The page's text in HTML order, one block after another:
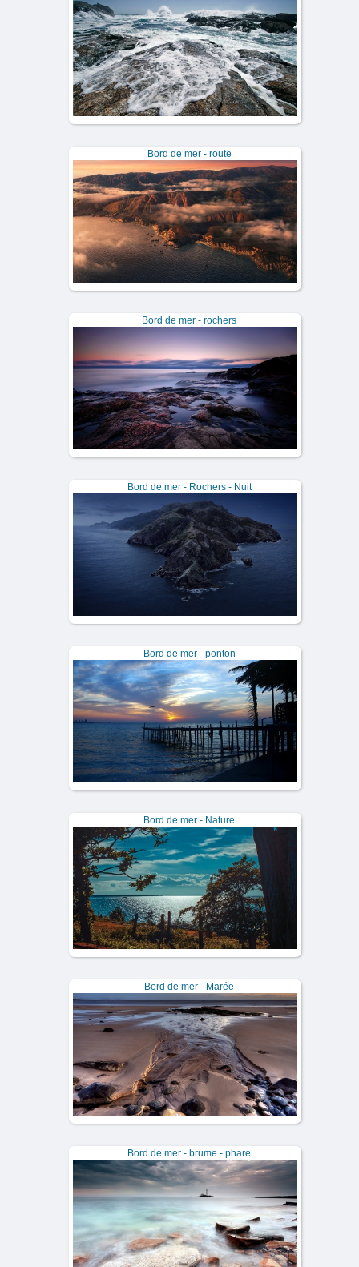
Bord de mer - route
Bord de mer - rochers
Bord de mer - Rochers - Nuit
Bord de mer - ponton
Bord de mer - Nature
Bord de mer - Marée
Bord de mer - brume - phare